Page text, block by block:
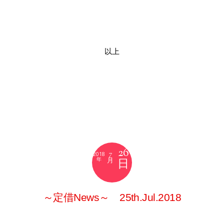
以上
26
7
月
2018
～定借News～ 25th.Jul.2018